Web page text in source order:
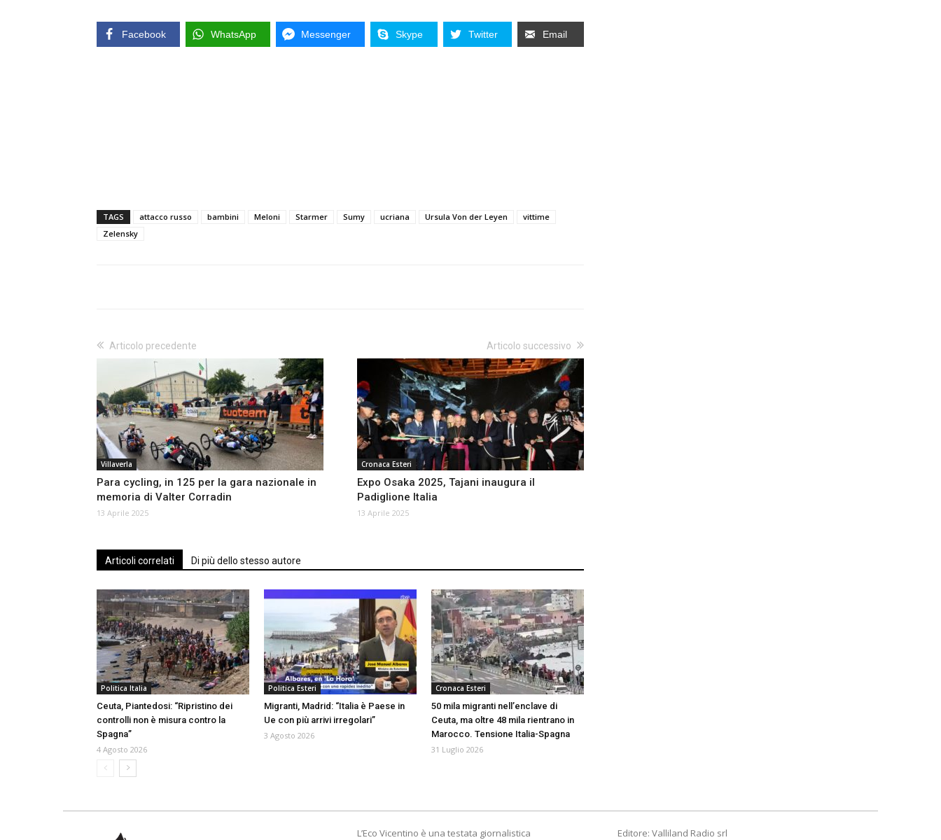
Facebook WhatsApp Messenger Skype Twitter Email
TAGS attacco russo bambini Meloni Starmer Sumy ucriana Ursula Von der Leyen
vittime
Zelensky
Articolo precedente
Villaverla
Para cycling, in 125 per la gara nazionale in
memoria di Valter Corradin
13 Aprile 2025
Articolo successivo
Cronaca Esteri
Expo Osaka 2025, Tajani inaugura il
Padiglione Italia
13 Aprile 2025
Articoli correlati Di più dello stesso autore
Politica Italia
Ceuta, Piantedosi: “Ripristino dei
controlli non è misura contro la
Spagna”
4 Agosto 2026
Politica Esteri
Migranti, Madrid: “Italia è Paese in
Ue con più arrivi irregolari”
3 Agosto 2026
Cronaca Esteri
50 mila migranti nell’enclave di
Ceuta, ma oltre 48 mila rientrano in
Marocco. Tensione Italia-Spagna
31 Luglio 2026
L’Eco Vicentino è una testata giornalistica Editore: Valliland Radio srl